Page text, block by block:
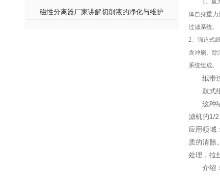
磁性分离器厂家讲解切削液的净化与维护
1、重
体自身重力
过滤系统。
2、强迫式
含冲刷、除
系统组成。
纸带
鼓式
这种
滤机的1/
应用领域
质的清除
处理，拉
介绍